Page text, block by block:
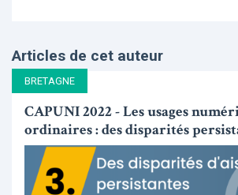
Articles de cet auteur
BRETAGNE
CAPUNI 2022 - Les usages
ordinaires : des disparités